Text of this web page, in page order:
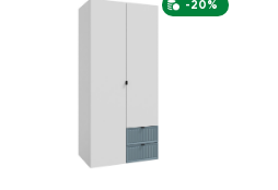
-20%